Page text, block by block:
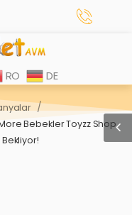
RO DE
/
Bebekler Toyzz Shop